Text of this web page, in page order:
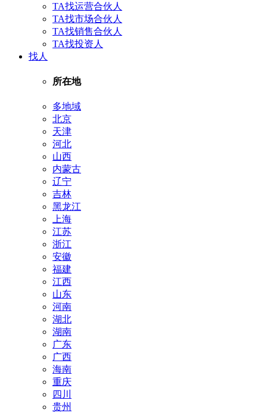
TA找运营合伙人
TA找市场合伙人
TA找销售合伙人
TA找投资人
找人
所在地
多地域
北京
天津
河北
山西
内蒙古
辽宁
吉林
黑龙江
上海
江苏
浙江
安徽
福建
江西
山东
河南
湖北
湖南
广东
广西
海南
重庆
四川
贵州